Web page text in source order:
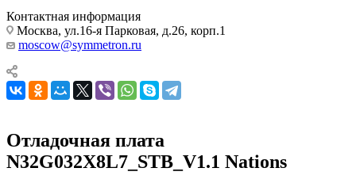
Контактная информация
Москва, ул.16-я Парковая, д.26, корп.1
moscow@symmetron.ru
Отладочная плата
N32G032X8L7_STB_V1.1 Nations